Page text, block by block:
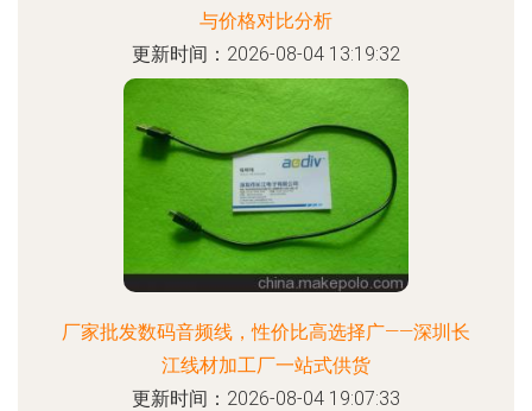
与价格对比分析
更新时间：2026-08-04 13:19:32
厂家批发数码音频线，性价比高选择广——深圳长
江线材加工厂一站式供货
更新时间：2026-08-04 19:07:33